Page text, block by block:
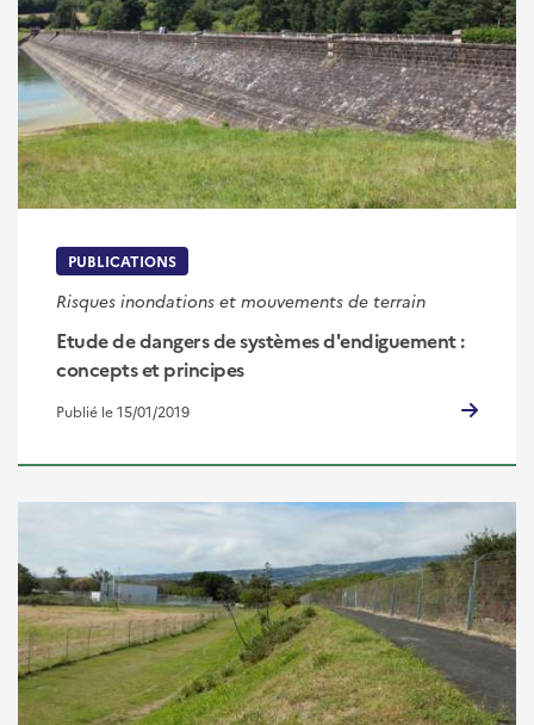
PUBLICATIONS
Risques inondations et mouvements de terrain
Etude de dangers de systèmes d'endiguement :
concepts et principes
Publié le 15/01/2019